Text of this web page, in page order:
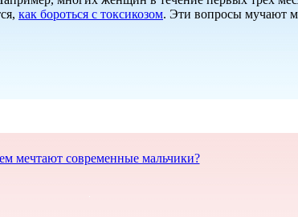
как бороться с токсикозом. Эти вопросы мучают
мечтают современные мальчики?